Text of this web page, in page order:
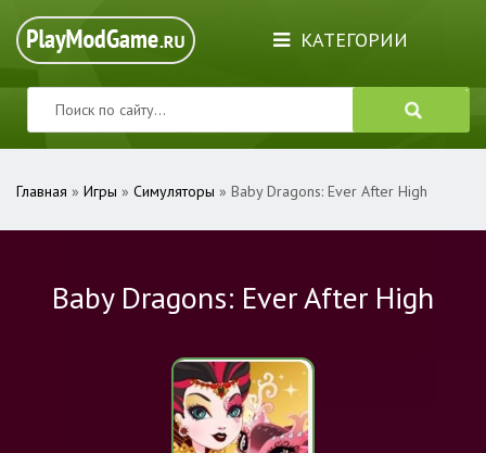
КАТЕГОРИИ
Главная » Игры » Симуляторы » Baby Dragons: Ever After High
Baby Dragons: Ever After High